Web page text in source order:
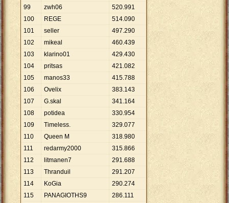
99
zwh06 520.991
100
REGE 514.090
101
seller 497.290
102
mikeal 460.439
103
klarino01 429.430
104
pritsas 421.082
105
manos33 415.788
106
Ovelix 383.143
107
G.skal 341.164
108
potidea 330.954
109
Timeless. 329.077
110
Queen M 318.980
111
redarmy2000 315.866
112
litmanen7 291.688
113
Thranduil 291.207
114
KoGia 290.274
115
PANAGIOTHS9 286.111